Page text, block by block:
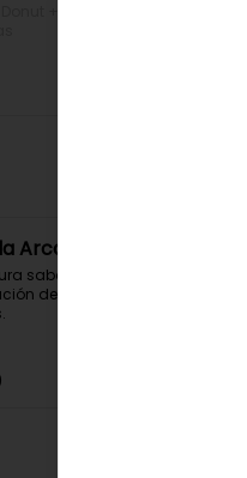
Arcoíris
sabor vainilla con
de chispas de